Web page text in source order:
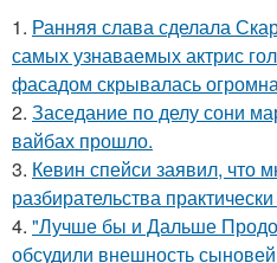
1. Ранняя слава сделала
самых узнаваемых актрис
фасадом скрывалась
2. Заседание по делу сони
вайбах прошло.
3. Кевин спейси заявил, что
разбирательства
4. "Лучше бы и Дальше
обсудили внешность